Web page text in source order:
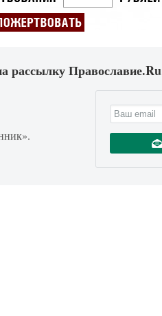
рассылку Православие.Ru